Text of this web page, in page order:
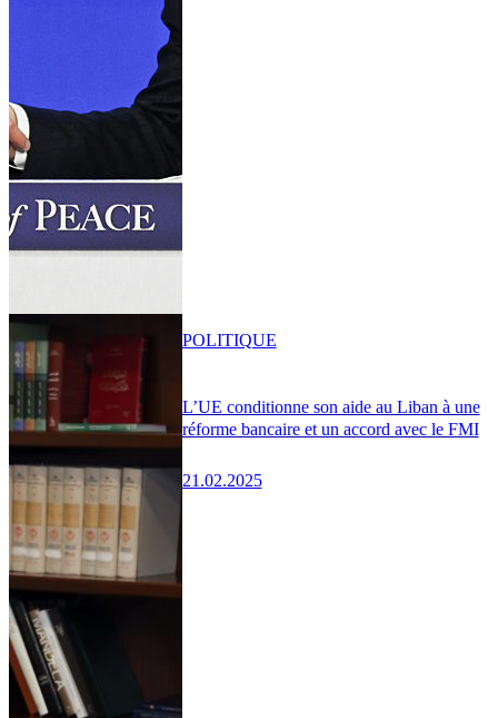
L’UE conditionne son aide au Liban à une
réforme bancaire et un accord avec le FMI
21.02.2025
POLITIQUE